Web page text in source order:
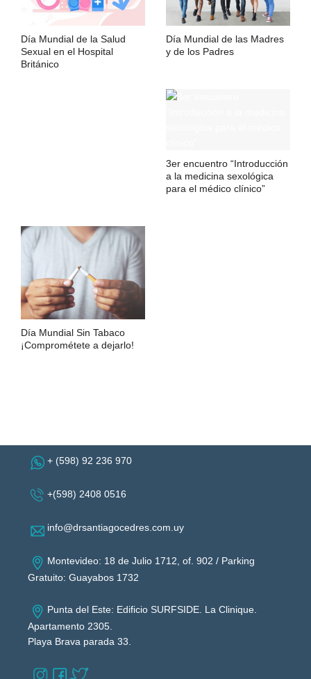
Día Mundial de la Salud
Sexual en el Hospital
Británico
Día Mundial de las Madres
y de los Padres
3er encuentro “Introducción
a la medicina sexológica
para el médico clínico”
Día Mundial Sin Tabaco
¡Comprométete a dejarlo!
+ (598) 92 236 970
+(598) 2408 0516
info@drsantiagocedres.com.uy
Montevideo: 18 de Julio 1712, of. 902 / Parking
Gratuito: Guayabos 1732
Punta del Este: Edificio SURFSIDE. La Clinique.
Apartamento 2305.
Playa Brava parada 33.